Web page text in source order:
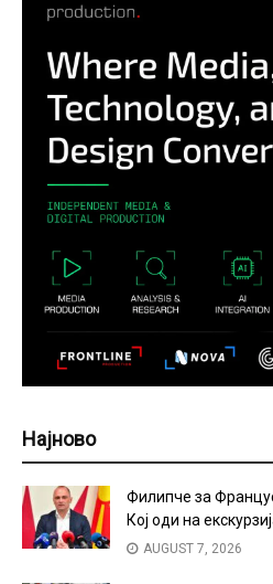
Најново
Филипче за
Кој оди на
AUGUST 7, 2026